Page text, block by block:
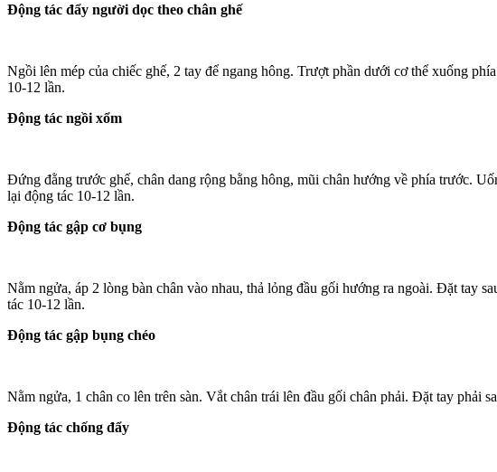
Động tác đẩy người dọc theo chân ghế
Ngồi lên mép của chiếc ghế, 2 tay để ngang hông. Trượt phần dưới cơ thể xuống
10-12 lần.
Động tác ngồi xổm
Đứng đằng trước ghế, chân dang rộng bằng hông, mũi chân hướng về phía trước.
lại động tác 10-12 lần.
Động tác gập cơ bụng
Nằm ngửa, áp 2 lòng bàn chân vào nhau, thả lỏng đầu gối hướng ra ngoài. Đặt tay
tác 10-12 lần.
Động tác gập bụng chéo
Nằm ngửa, 1 chân co lên trên sàn. Vắt chân trái lên đầu gối chân phải. Đặt tay phải
Động tác chống đẩy